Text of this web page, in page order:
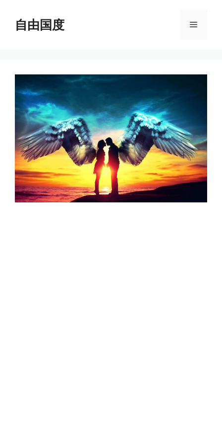
自由国度 菜